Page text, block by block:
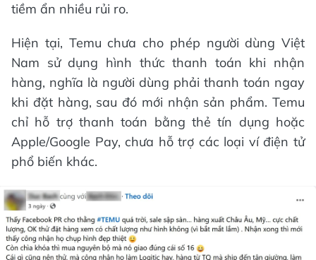
tiềm ẩn nhiều rủi ro.
Hiện tại, Temu chưa cho phép người dùng Việt
Nam sử dụng hình thức thanh toán khi nhận
hàng, nghĩa là người dùng phải thanh toán ngay
khi đặt hàng, sau đó mới nhận sản phẩm. Temu
chỉ hỗ trợ thanh toán bằng thẻ tín dụng hoặc
Apple/Google Pay, chưa hỗ trợ các loại ví điện tử
phổ biến khác.